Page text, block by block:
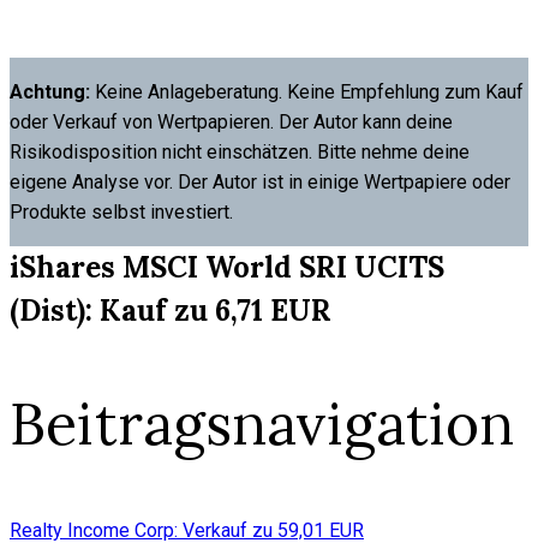
Achtung: Keine Anlageberatung. Keine Empfehlung zum Kauf
oder Verkauf von Wertpapieren. Der Autor kann deine
Risikodisposition nicht einschätzen. Bitte nehme deine
eigene Analyse vor. Der Autor ist in einige Wertpapiere oder
Produkte selbst investiert.
iShares MSCI World SRI UCITS
(Dist): Kauf zu 6,71 EUR
Beitragsnavigation
Realty Income Corp: Verkauf zu 59,01 EUR